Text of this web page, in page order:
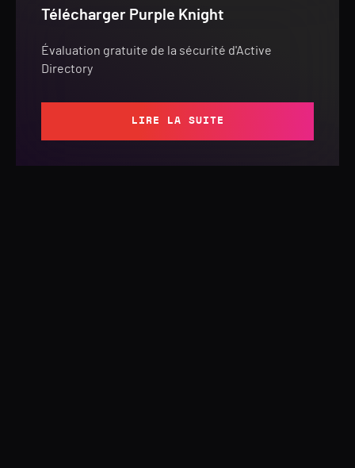
Télécharger Purple Knight
Évaluation gratuite de la sécurité d'Active
Directory
LIRE LA SUITE